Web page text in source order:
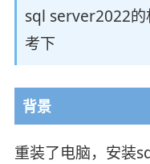
sql server2022的
考下
背景
重装了电脑，安装